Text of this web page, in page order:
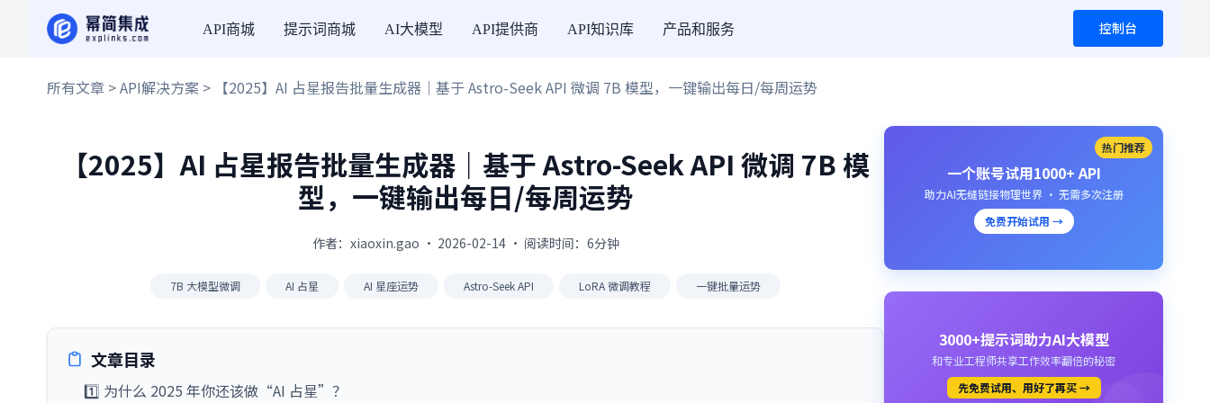
API商城 提示词商城 AI大模型 API提供商 API知识库 产品和服务 控制台
所有文章 >API解决方案 > 【2025】AI 占星报告批量生成器｜基于 Astro-Seek API 微调 7B 模型，一键输出每日/每周运势
【2025】AI 占星报告批量生成器｜基于 Astro-Seek API 微调 7B 模
型，一键输出每日/每周运势
作者：xiaoxin.gao · 2026-02-14 · 阅读时间：6分钟
7B 大模型微调 AI 占星 AI 星座运势 Astro-Seek API LoRA 微调教程 一键批量运势
文章目录
1️⃣ 为什么 2025 年你还该做“AI 占星”？
热门推荐
一个账号试用1000+ API
助力AI无缝链接物理世界 · 无需多次注册
免费开始试用 →
3000+提示词助力AI大模型
和专业工程师共享工作效率翻倍的秘密
先免费试用、用好了再买 →